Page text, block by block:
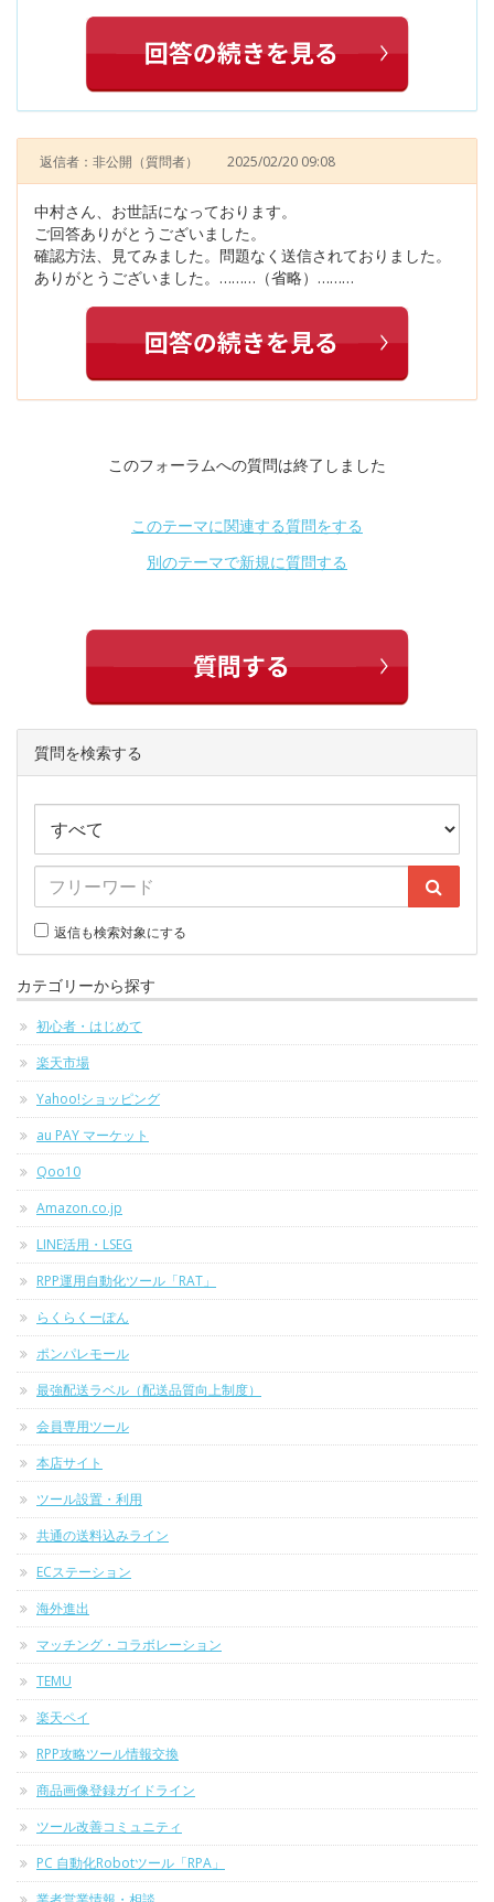
返信者：非公開 （質問者） 2025/02/20 09:08
中村さん、お世話になっております。
ご回答ありがとうございました。
確認方法、見てみました。問題なく送信されておりました。
ありがとうございました。………（省略）………
このフォーラムへの質問は終了しました
このテーマに関連する質問をする
別のテーマで新規に質問する
質問を検索する
返信も検索対象にする
カテゴリーから探す
初心者・はじめて
楽天市場
Yahoo!ショッピング
au PAY マーケット
Qoo10
Amazon.co.jp
LINE活用・LSEG
RPP運用自動化ツール「RAT」
らくらくーぽん
ポンパレモール
最強配送ラベル（配送品質向上制度）
会員専用ツール
本店サイト
ツール設置・利用
共通の送料込みライン
ECステーション
海外進出
マッチング・コラボレーション
TEMU
楽天ペイ
RPP攻略ツール情報交換
商品画像登録ガイドライン
ツール改善コミュニティ
PC 自動化Robotツール「RPA」